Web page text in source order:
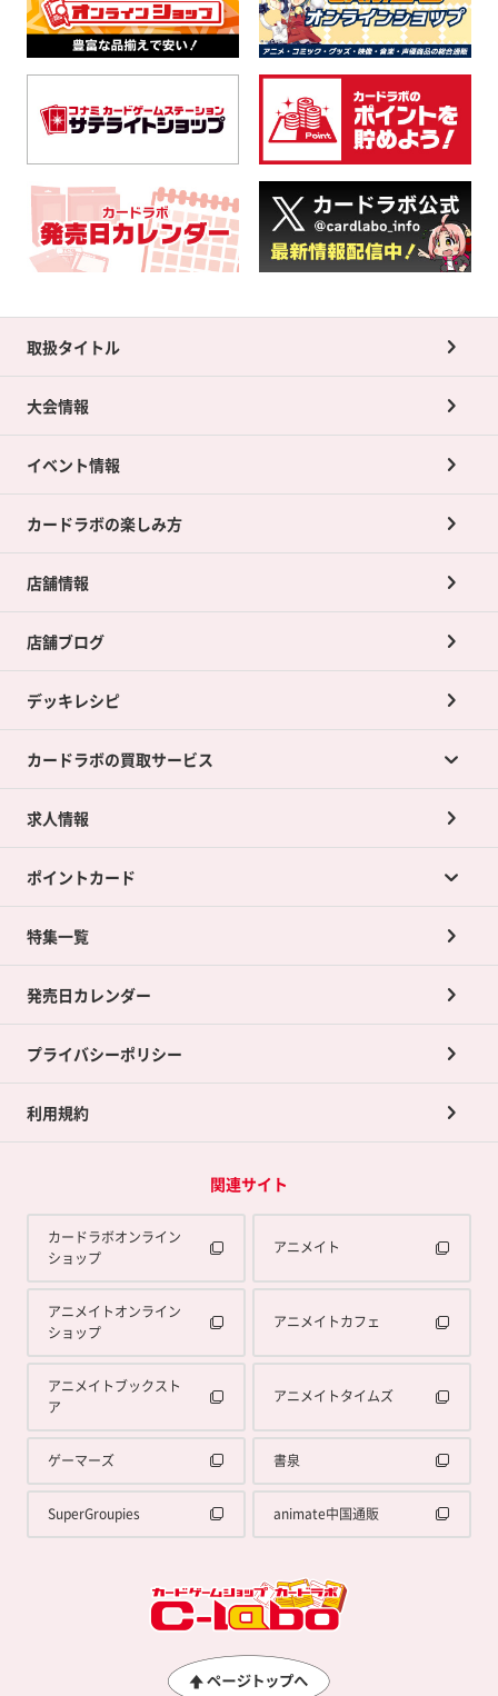
取扱タイトル
大会情報
イベント情報
カードラボの楽しみ方
店舗情報
店舗ブログ
デッキレシピ
カードラボの買取サービス
カードラボの買取サービスTOP
店舗買取について
ネット買取について
買取承諾書について
求人情報
ポイントカード
ポイントカードTOP
ポイント交換景品
特集一覧
発売日カレンダー
プライバシーポリシー
利用規約
関連サイト
カードラボオンライン
ショップ
アニメイト
アニメイトオンライン
ショップ
アニメイトカフェ
アニメイトブックスト
ア
アニメイトタイムズ
ゲーマーズ 書泉
SuperGroupies animate中国通販